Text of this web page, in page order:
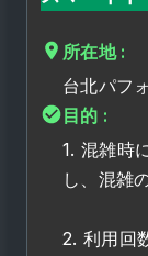
所在地 :
台北パフ
目的 :
1. 混雑時
し、混雑
2. 利用回